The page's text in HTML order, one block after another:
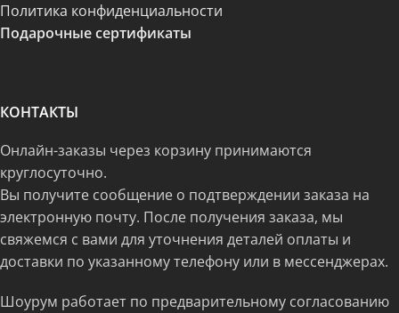
Политика конфиденциальности
Подарочные сертификаты
КОНТАКТЫ
Онлайн-заказы через корзину принимаются
круглосуточно.
Вы получите сообщение о подтверждении заказа на
электронную почту. После получения заказа, мы
свяжемся с вами для уточнения деталей оплаты и
доставки по указанному телефону или в мессенджерах.
Шоурум работает по предварительному согласованию